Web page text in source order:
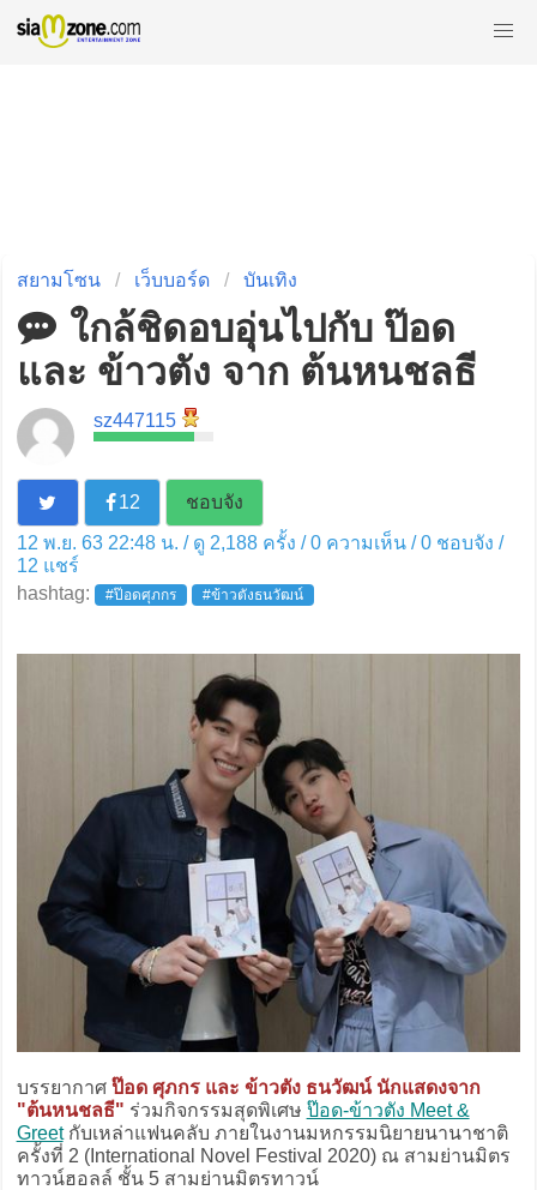
สยามโซน เว็บบอร์ด บันเทิง
ใกล้ชิดอบอุ่นไปกับ ป๊อด
และ ข้าวตัง จาก ต้นหนชลธี
sz447115
12
ชอบจัง
12 พ.ย. 63 22:48 น. / ดู 2,188 ครั้ง / 0 ความเห็น /0ชอบจัง /
12 แชร์
hashtag:
#ป๊อดศุภกร #ข้าวตังธนวัฒน์
บรรยากาศ ป๊อด ศุภกร และ ข้าวตัง ธนวัฒน์ นักแสดงจาก
"ต้นหนชลธี" ร่วมกิจกรรมสุดพิเศษ ป๊อด-ข้าวตัง Meet &
Greetกับเหล่าแฟนคลับ ภายในงานมหกรรมนิยายนานาชาติ
ครั้งที่ 2 (International Novel Festival 2020) ณ สามย่านมิตร
ทาวน์ฮอลล์ ชั้น 5 สามย่านมิตรทาวน์